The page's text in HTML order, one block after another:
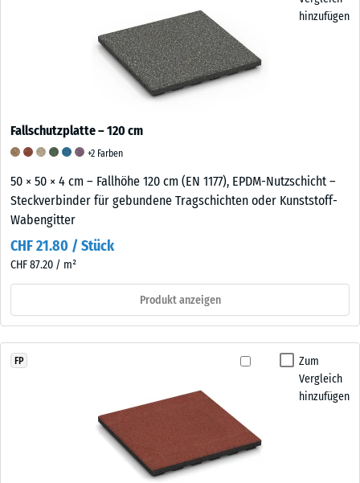
hinzufügen
Fallschutzplatte – 120 cm
+2 Farben
50 × 50 × 4 cm – Fallhöhe 120 cm (EN 1177), EPDM-Nutzschicht –
Steckverbinder für gebundene Tragschichten oder Kunststoff-
Wabengitter
CHF 21.80 / Stück
CHF 87.20 / m²
Produkt anzeigen
Zum
Vergleich
hinzufügen
FP